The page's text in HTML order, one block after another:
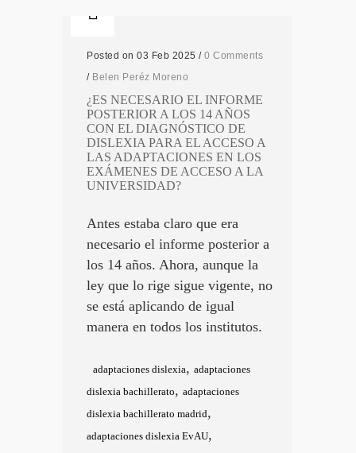
Posted on 03 Feb 2025 / 0 Comments
/ Belen Peréz Moreno
¿ES NECESARIO EL INFORME
POSTERIOR A LOS 14 AÑOS
CON EL DIAGNÓSTICO DE
DISLEXIA PARA EL ACCESO A
LAS ADAPTACIONES EN LOS
EXÁMENES DE ACCESO A LA
UNIVERSIDAD?
Antes estaba claro que era
necesario el informe posterior a
los 14 años. Ahora, aunque la
ley que lo rige sigue vigente, no
se está aplicando de igual
manera en todos los institutos.
adaptaciones dislexia, adaptaciones
dislexia bachillerato, adaptaciones
dislexia bachillerato madrid,
adaptaciones dislexia EvAU,